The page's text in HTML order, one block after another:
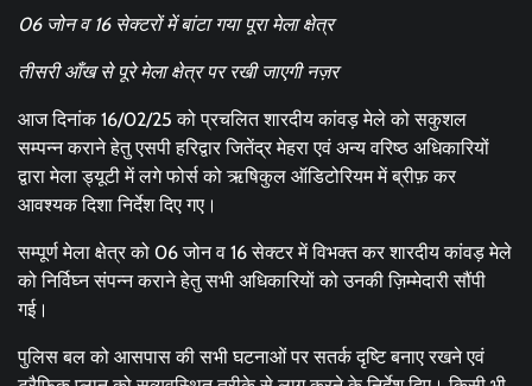
06 जोन व 16 सेक्टरों में बांटा गया पूरा मेला क्षेत्र
तीसरी आँख से पूरे मेला क्षेत्र पर रखी जाएगी नज़र
आज दिनांक 16/02/25 को प्रचलित शारदीय कांवड़ मेले को सकुशल
सम्पन्न कराने हेतु एसपी हरिद्वार जितेंद्र मेहरा एवं अन्य वरिष्ठ अधिकारियों
द्वारा मेला ड्यूटी में लगे फोर्स को ऋषिकुल ऑडिटोरियम में ब्रीफ़ कर
आवश्यक दिशा निर्देश दिए गए।
सम्पूर्ण मेला क्षेत्र को 06 जोन व 16 सेक्टर में विभक्त कर शारदीय कांवड़ मेले
को निर्विघ्न संपन्न कराने हेतु सभी अधिकारियों को उनकी ज़िम्मेदारी सौंपी
गई।
पुलिस बल को आसपास की सभी घटनाओं पर सतर्क दृष्टि बनाए रखने एवं